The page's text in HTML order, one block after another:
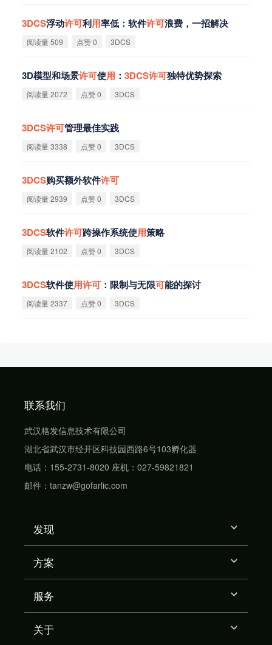
3DCS浮动许可利用率低：软件许可浪费，一招解决
阅读量 509 点赞 0 3DCS
3D模型和场景许可使用 ： 3DCS许可独特优势探索
阅读量 2072 点赞 0 3DCS
3DCS许可管理最佳实践
阅读量 3338 点赞 0 3DCS
3DCS购买额外软件许可
阅读量 2939 点赞 0 3DCS
3DCS软件许可跨操作系统使用策略
阅读量 2102 点赞 0 3DCS
3DCS软件使用许可 ：限制与无限可能的探讨
阅读量 2337 点赞 0 3DCS
联系我们
武汉格发信息技术有限公司
湖北省武汉市经开区科技园西路6号103孵化器
电话：155-2731-8020 座机：027-59821821
邮件：tanzw@gofarlic.com
发现
方案
服务
关于